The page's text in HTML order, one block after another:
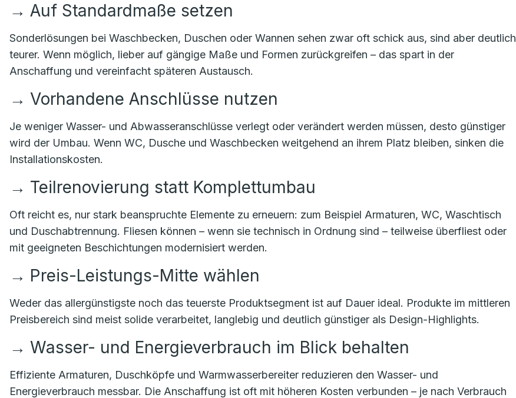
→ Auf Standardmaße setzen
Sonderlösungen bei Waschbecken, Duschen oder Wannen sehen zwar oft schick aus, sind aber deutlich
teurer. Wenn möglich, lieber auf gängige Maße und Formen zurückgreifen – das spart in der
Anschaffung und vereinfacht späteren Austausch.
→ Vorhandene Anschlüsse nutzen
Je weniger Wasser- und Abwasseranschlüsse verlegt oder verändert werden müssen, desto günstiger
wird der Umbau. Wenn WC, Dusche und Waschbecken weitgehend an ihrem Platz bleiben, sinken die
Installationskosten.
→ Teilrenovierung statt Komplettumbau
Oft reicht es, nur stark beanspruchte Elemente zu erneuern: zum Beispiel Armaturen, WC, Waschtisch
und Duschabtrennung. Fliesen können – wenn sie technisch in Ordnung sind – teilweise überfliest oder
mit geeigneten Beschichtungen modernisiert werden.
→ Preis-Leistungs-Mitte wählen
Weder das allergünstigste noch das teuerste Produktsegment ist auf Dauer ideal. Produkte im mittleren
Preisbereich sind meist solide verarbeitet, langlebig und deutlich günstiger als Design-Highlights.
→ Wasser- und Energieverbrauch im Blick behalten
Effiziente Armaturen, Duschköpfe und Warmwasserbereiter reduzieren den Wasser- und
Energieverbrauch messbar. Die Anschaffung ist oft mit höheren Kosten verbunden – je nach Verbrauch